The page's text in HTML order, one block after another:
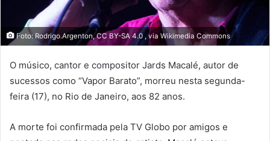
Foto: Rodrigo.Argenton, CC BY-SA 4.0 , via Wikimedia Commons
O músico, cantor e compositor Jards Macalé, autor de
sucessos como “Vapor Barato”, morreu nesta segunda-
feira (17), no Rio de Janeiro, aos 82 anos.
A morte foi confirmada pela TV Globo por amigos e